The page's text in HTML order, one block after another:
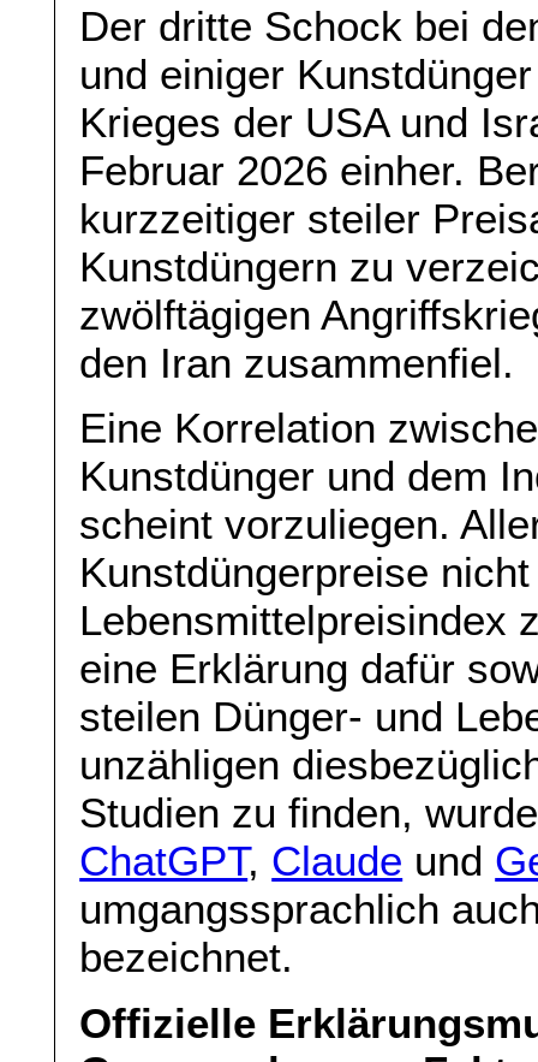
Der dritte Schock bei
und einiger
Krieges der USA und
Februar 2026 einher.
kurzzeitiger steiler
Kunstdüngern zu
zwölftägigen
den Iran zusammenfiel.
Eine Korrelation
Kunstdünger und dem
scheint vorzuliegen.
Kunstdüngerpreise
Lebensmittelpreisindex
eine Erklärung dafür
steilen Dünger- und
unzähligen
Studien zu finden,
ChatGPT, Claude und
umgangssprachlich
bezeichnet.
Offizielle